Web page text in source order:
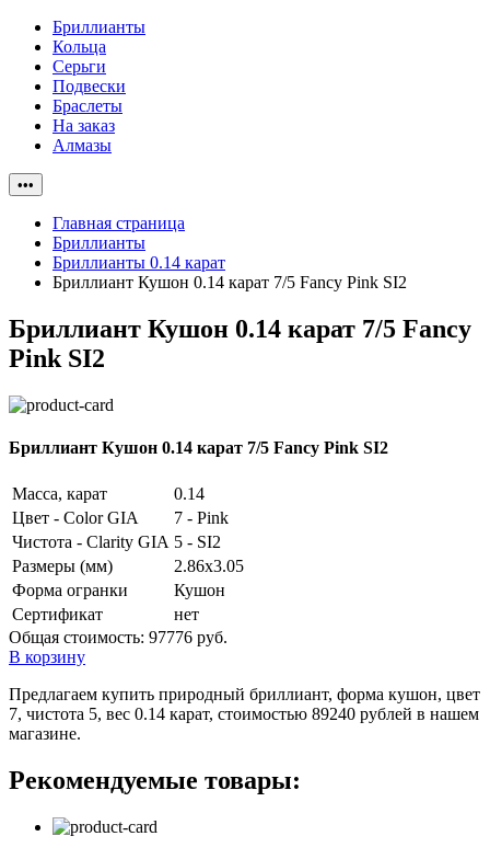
Бриллианты
Кольца
Серьги
Подвески
Браслеты
На заказ
Алмазы
•••
Главная страница
Бриллианты
Бриллианты 0.14 карат
Бриллиант Кушон 0.14 карат 7/5 Fancy Pink SI2
Бриллиант Кушон 0.14 карат 7/5 Fancy
Pink SI2
Бриллиант Кушон 0.14 карат 7/5 Fancy Pink SI2
Масса, карат
0.14
Цвет - Color GIA
7 - Pink
Чистота - Clarity GIA 5 - SI2
Размеры (мм)
2.86x3.05
Форма огранки
Кушон
Сертификат
нет
Общая стоимость: 97776 руб.
В корзину
Предлагаем купить природный бриллиант, форма кушон, цвет
7, чистота 5, вес 0.14 карат, стоимостью 89240 рублей в нашем
магазине.
Рекомендуемые товары: